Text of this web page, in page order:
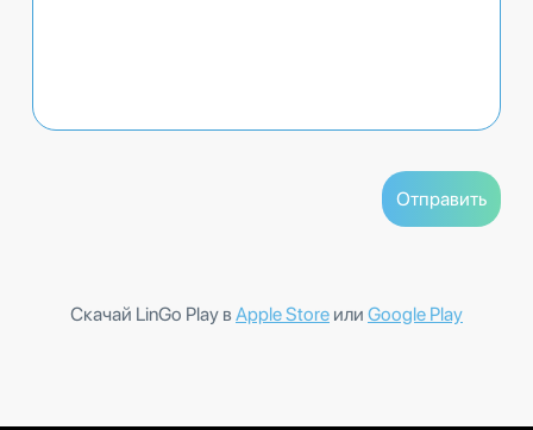
Скачай LinGo Play в Apple Store или Google Play